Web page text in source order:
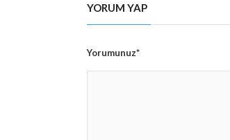
YORUM YAP
Yorumunuz*